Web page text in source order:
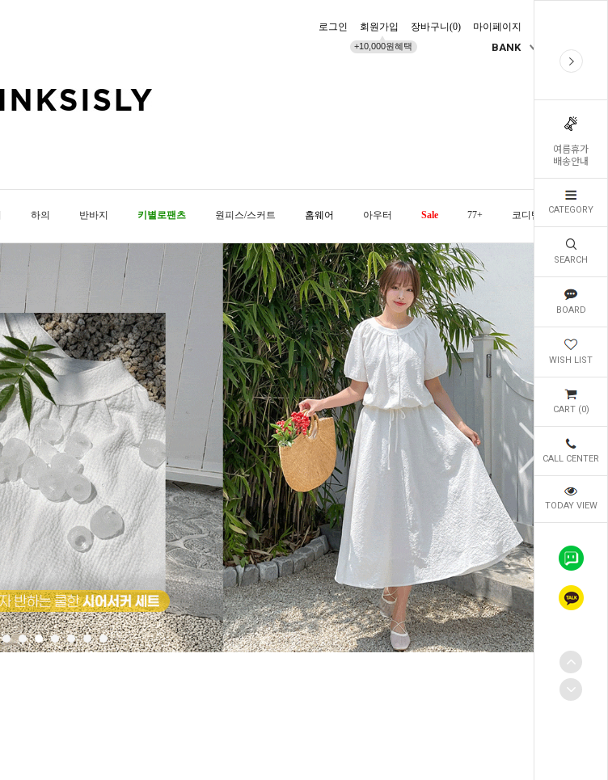
여름휴가
배송안내
CATEGORY
SEARCH
BOARD
WISH LIST
CART (0)
CALL CENTER
TODAY VIEW
로그인 회원가입
+10,000원혜택
장바구니(0) 마이페이지
BANK
하의 반바지 키별로팬츠 원피스/스커트 홈웨어 아우터 Sale 77+ 코디템 오늘발송